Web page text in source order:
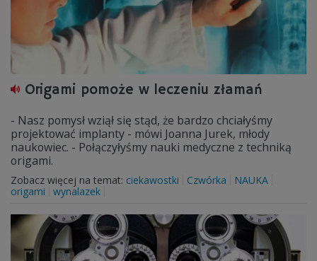
Origami pomoże w leczeniu złamań
- Nasz pomysł wziął się stąd, że bardzo chciałyśmy
projektować implanty - mówi Joanna Jurek, młody
naukowiec. - Połączyłyśmy nauki medyczne z techniką
origami.
Zobacz więcej na temat: ciekawostki Czwórka
NAUKA
origami
wynalazek